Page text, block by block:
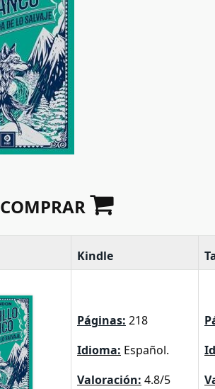
COMPRAR
Kindle
Páginas: 218
Idioma: Español.
Valoración: 4.8/5